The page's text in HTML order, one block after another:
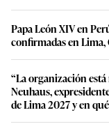
Papa León XIV en
confirmadas en Lima,
“La organización
Neuhaus,
de Lima 2027 y en